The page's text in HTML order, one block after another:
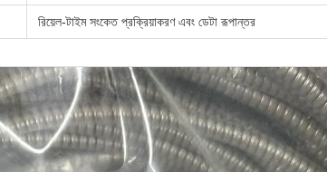
রিয়েল-টাইম সংকেত প্রক্রিয়াকরণ এবং ডেটা রূপান্তর